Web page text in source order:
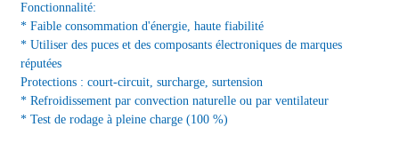
Fonctionnalité:
* Faible consommation d'énergie, haute fiabilité
* Utiliser des puces et des composants électroniques de marques
réputées
Protections : court-circuit, surcharge, surtension
* Refroidissement par convection naturelle ou par ventilateur
* Test de rodage à pleine charge (100 %)